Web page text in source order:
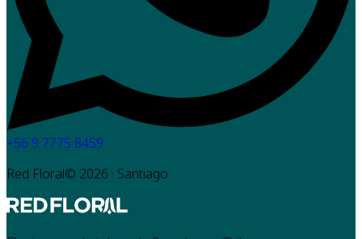
+56 9 7775 8459
Red Floral© 2026 · Santiago